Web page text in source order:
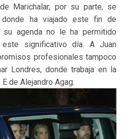
Marichalar, por su parte, se
donde ha viajado este fin de
su agenda no le ha permitido
significativo día. A Juan
profesionales tampoco
Londres, donde trabaja en la
de Alejandro Agag.